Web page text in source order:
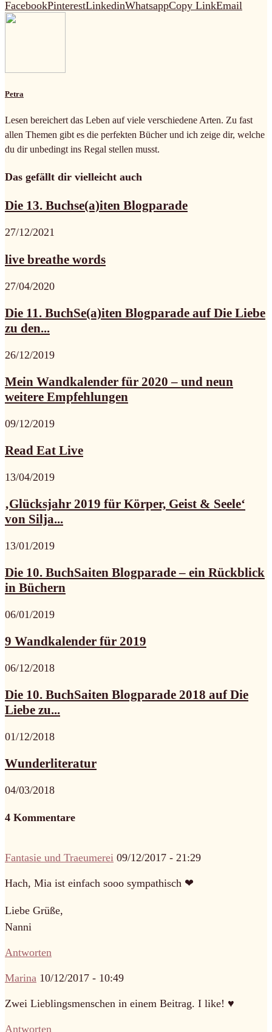
FacebookPinterestLinkedinWhatsappCopy LinkEmail
Petra
Lesen bereichert das Leben auf viele verschiedene Arten. Zu fast
allen Themen gibt es die perfekten Bücher und ich zeige dir, welche
du dir unbedingt ins Regal stellen musst.
Das gefällt dir vielleicht auch
Die 13. Buchse(a)iten Blogparade
27/12/2021
live breathe words
27/04/2020
Die 11. BuchSe(a)iten Blogparade auf Die Liebe
zu den...
26/12/2019
Mein Wandkalender für 2020 – und neun
weitere Empfehlungen
09/12/2019
Read Eat Live
13/04/2019
‚Glücksjahr 2019 für Körper, Geist & Seele‘
von Silja...
13/01/2019
Die 10. BuchSaiten Blogparade – ein Rückblick
in Büchern
06/01/2019
9 Wandkalender für 2019
06/12/2018
Die 10. BuchSaiten Blogparade 2018 auf Die
Liebe zu...
01/12/2018
Wunderliteratur
04/03/2018
4 Kommentare
Fantasie und Traeumerei 09/12/2017 - 21:29
Hach, Mia ist einfach sooo sympathisch ❤
Liebe Grüße,
Nanni
Antworten
Marina 10/12/2017 - 10:49
Zwei Lieblingsmenschen in einem Beitrag. I like! ♥
Antworten